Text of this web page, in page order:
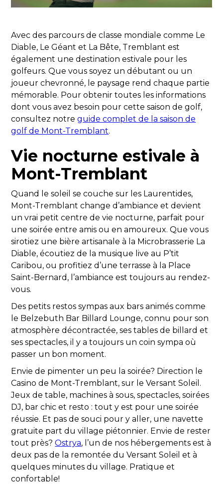
Avec des parcours de classe mondiale comme Le
Diable, Le Géant et La Bête, Tremblant est
également une destination estivale pour les
golfeurs. Que vous soyez un débutant ou un
joueur chevronné, le paysage rend chaque partie
mémorable. Pour obtenir toutes les informations
dont vous avez besoin pour cette saison de golf,
consultez notreguide complet de la saison de
golf de Mont-Tremblant.
Vie nocturne estivale à
Mont-Tremblant
Quand le soleil se couche sur les Laurentides,
Mont-Tremblant change d’ambiance et devient
un vrai petit centre de vie nocturne, parfait pour
une soirée entre amis ou en amoureux. Que vous
sirotiez une bière artisanale à la Microbrasserie La
Diable, écoutiez de la musique live au P’tit
Caribou, ou profitiez d’une terrasse à la Place
Saint-Bernard, l’ambiance est toujours au rendez-
vous.
Des petits restos sympas aux bars animés comme
le Belzebuth Bar Billard Lounge, connu pour son
atmosphère décontractée, ses tables de billard et
ses spectacles, il y a toujours un coin sympa où
passer un bon moment.
Envie de pimenter un peu la soirée? Direction le
Casino de Mont-Tremblant, sur le Versant Soleil.
Jeux de table, machines à sous, spectacles, soirées
DJ, bar chic et resto : tout y est pour une soirée
réussie. Et pas de souci pour y aller, une navette
gratuite part du village piétonnier. Envie de rester
tout près?Ostrya, l’un de nos hébergements est à
deux pas de la remontée du Versant Soleil et à
quelques minutes du village. Pratique et
confortable!